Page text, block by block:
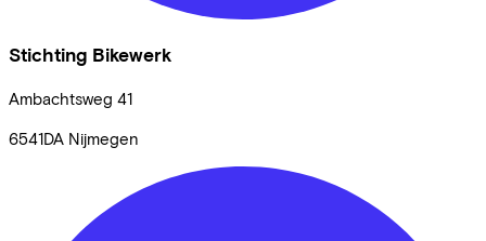
Stichting Bikewerk
Ambachtsweg 41
6541DA Nijmegen